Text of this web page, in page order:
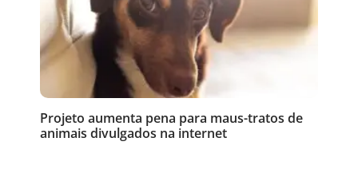
Projeto aumenta pena para maus-tratos de
animais divulgados na internet